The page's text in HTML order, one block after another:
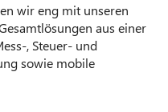
wir eng mit unseren
aus einer
, Steuer- und
sowie mobile